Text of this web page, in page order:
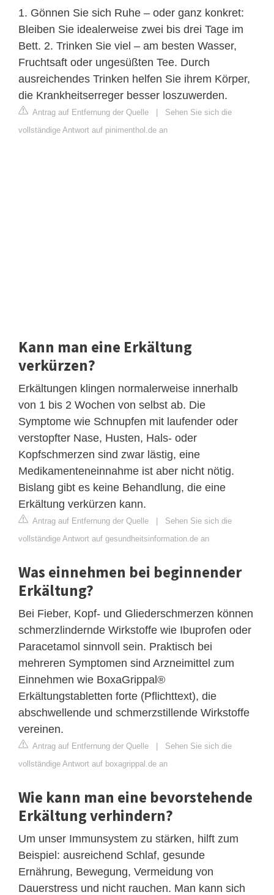
1. Gönnen Sie sich Ruhe – oder ganz konkret:
Bleiben Sie idealerweise zwei bis drei Tage im
Bett. 2. Trinken Sie viel – am besten Wasser,
Fruchtsaft oder ungesüßten Tee. Durch
ausreichendes Trinken helfen Sie ihrem Körper,
die Krankheitserreger besser loszuwerden.
Antrag auf Entfernung der Quelle | Sehen Sie sich die
vollständige Antwort auf pinimenthol.de an
Kann man eine Erkältung
verkürzen?
Erkältungen klingen normalerweise innerhalb
von 1 bis 2 Wochen von selbst ab. Die
Symptome wie Schnupfen mit laufender oder
verstopfter Nase, Husten, Hals- oder
Kopfschmerzen sind zwar lästig, eine
Medikamenteneinnahme ist aber nicht nötig.
Bislang gibt es keine Behandlung, die eine
Erkältung verkürzen kann.
Antrag auf Entfernung der Quelle | Sehen Sie sich die
vollständige Antwort auf gesundheitsinformation.de an
Was einnehmen bei beginnender
Erkältung?
Bei Fieber, Kopf- und Gliederschmerzen können
schmerzlindernde Wirkstoffe wie Ibuprofen oder
Paracetamol sinnvoll sein. Praktisch bei
mehreren Symptomen sind Arzneimittel zum
Einnehmen wie BoxaGrippal®
Erkältungstabletten forte (Pflichttext), die
abschwellende und schmerzstillende Wirkstoffe
vereinen.
Antrag auf Entfernung der Quelle | Sehen Sie sich die
vollständige Antwort auf boxagrippal.de an
Wie kann man eine bevorstehende
Erkältung verhindern?
Um unser Immunsystem zu stärken, hilft zum
Beispiel: ausreichend Schlaf, gesunde
Ernährung, Bewegung, Vermeidung von
Dauerstress und nicht rauchen. Man kann sich